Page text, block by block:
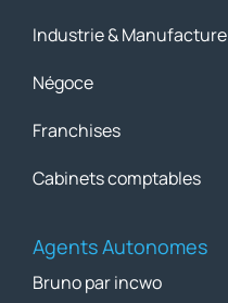
Industrie & Manufacture
Négoce
Franchises
Cabinets comptables
Agents Autonomes
Bruno par incwo